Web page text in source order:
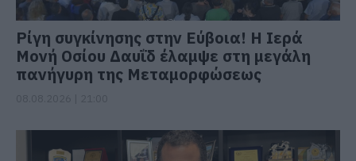
Ρίγη συγκίνησης στην Εύβοια! Η Ιερά
Μονή Οσίου Δαυΐδ έλαμψε στη μεγάλη
πανήγυρη της Μεταμορφώσεως